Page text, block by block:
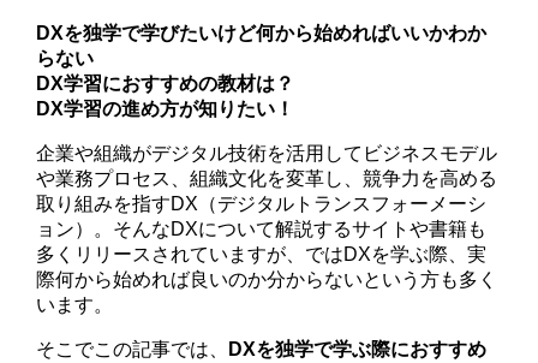
DXを独学で学びたいけど何から始めればいいかわか
らない
DX学習におすすめの教材は？
DX学習の進め方が知りたい！
企業や組織がデジタル技術を活用してビジネスモデル
や業務プロセス、組織文化を変革し、競争力を高める
取り組みを指すDX（デジタルトランスフォーメーシ
ョン）。そんなDXについて解説するサイトや書籍も
多くリリースされていますが、ではDXを学ぶ際、実
際何から始めれば良いのか分からないという方も多く
います。
そこでこの記事では、
DXを独学で学ぶ際におすすめ